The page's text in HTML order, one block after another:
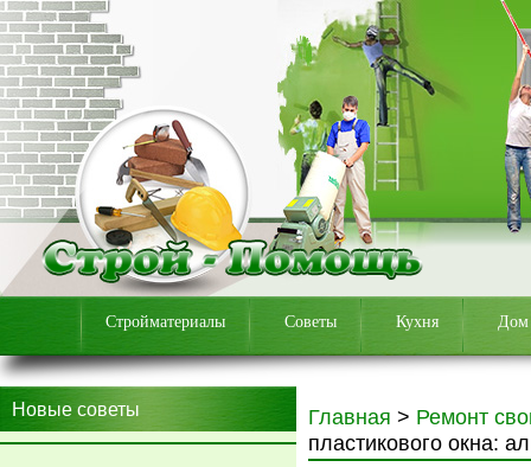
Стройматериалы Советы Кухня Дом
Новые советы Главная > Ремонт
пластикового окна: